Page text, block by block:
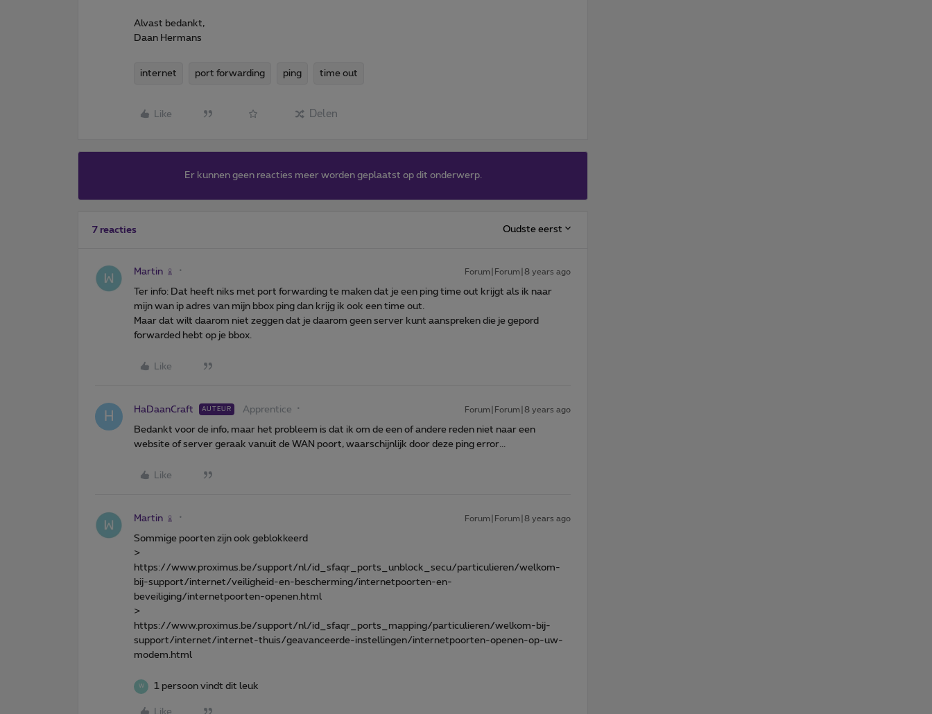
Alvast bedankt,
Daan Hermans
internet port forwarding ping time out
Like Delen
Er kunnen geen reacties meer worden geplaatst op dit onderwerp.
7 reacties Oudste eerst
Martin Forum|Forum|8 years ago
Ter info: Dat heeft niks met port forwarding te maken dat je een ping time out krijgt als ik naar
mijn wan ip adres van mijn bbox ping dan krijg ik ook een time out.
Maar dat wilt daarom niet zeggen dat je daarom geen server kunt aanspreken die je gepord
forwarded hebt op je bbox.
Like
H HaDaanCraft AUTEUR Apprentice Forum|Forum|8 years ago
Bedankt voor de info, maar het probleem is dat ik om de een of andere reden niet naar een
website of server geraak vanuit de WAN poort, waarschijnlijk door deze ping error...
Like
Martin Forum|Forum|8 years ago
Sommige poorten zijn ook geblokkeerd
>
https://www.proximus.be/support/nl/id_sfaqr_ports_unblock_secu/particulieren/welkom-
bij-support/internet/veiligheid-en-bescherming/internetpoorten-en-
beveiliging/internetpoorten-openen.html
>
https://www.proximus.be/support/nl/id_sfaqr_ports_mapping/particulieren/welkom-bij-
support/internet/internet-thuis/geavanceerde-instellingen/internetpoorten-openen-op-uw-
modem.html
W 1 persoon vindt dit leuk
Like